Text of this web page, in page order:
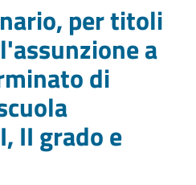
per titoli
a
di
II grado e